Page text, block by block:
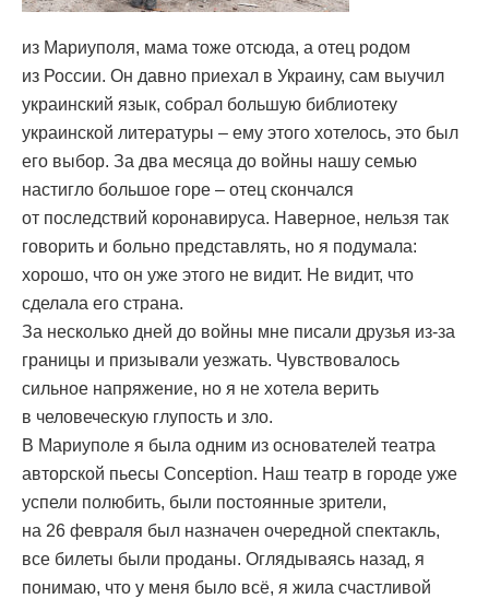
из Мариуполя, мама тоже отсюда, а отец родом
из России. Он давно приехал в Украину, сам выучил
украинский язык, собрал большую библиотеку
украинской литературы – ему этого хотелось, это был
его выбор. За два месяца до войны нашу семью
настигло большое горе – отец скончался
от последствий коронавируса. Наверное, нельзя так
говорить и больно представлять, но я подумала:
хорошо, что он уже этого не видит. Не видит, что
сделала его страна.
За несколько дней до войны мне писали друзья из-за
границы и призывали уезжать. Чувствовалось
сильное напряжение, но я не хотела верить
в человеческую глупость и зло.
В Мариуполе я была одним из основателей театра
авторской пьесы Conception. Наш театр в городе уже
успели полюбить, были постоянные зрители,
на 26 февраля был назначен очередной спектакль,
все билеты были проданы. Оглядываясь назад, я
понимаю, что у меня было всё, я жила счастливой